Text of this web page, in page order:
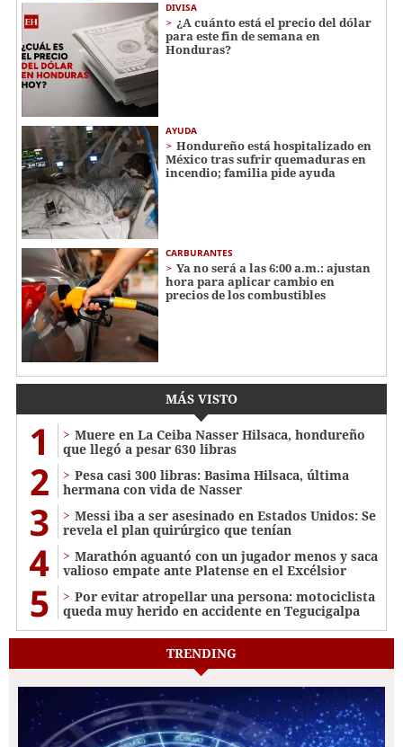
DIVISA
¿A cuánto está el precio del dólar
para este fin de semana en
Honduras?
AYUDA
Hondureño está hospitalizado en
México tras sufrir quemaduras en
incendio; familia pide ayuda
CARBURANTES
Ya no será a las 6:00 a.m.: ajustan
hora para aplicar cambio en
precios de los combustibles
MÁS VISTO
1
Muere en La Ceiba Nasser Hilsaca, hondureño
que llegó a pesar 630 libras
2
Pesa casi 300 libras: Basima Hilsaca, última
hermana con vida de Nasser
3
Messi iba a ser asesinado en Estados Unidos: Se
revela el plan quirúrgico que tenían
4
Marathón aguantó con un jugador menos y saca
valioso empate ante Platense en el Excélsior
5
Por evitar atropellar una persona: motociclista
queda muy herido en accidente en Tegucigalpa
TRENDING